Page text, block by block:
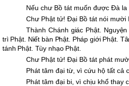
Nếu chư Bồ tát muốn được Đà la
Chư Phật tử! Ðại Bồ tát nói mười
Thành Chánh giác Phật.
trì Phật. Niết bàn Phật. Pháp giới Phật.
tánh Phật. Tùy nhạo Phật.
Chư Phật tử! Ðại Bồ tát phát
Phát tâm đại từ, vì cứu hộ tất cả
Phát tâm đại bi, vì chịu khổ thay